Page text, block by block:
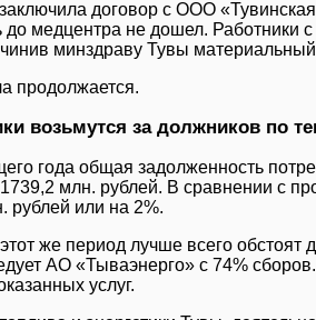
договор с ООО
до медцентра не дошел. Работники
минздраву Тувы
продолжается.
возьмутся за должников по
года общая задолженность
1739,2 млн. рублей. В сравнении с
рублей или на 2%.
же период лучше всего
АО «Тываэнерго» с 74%
услуг.